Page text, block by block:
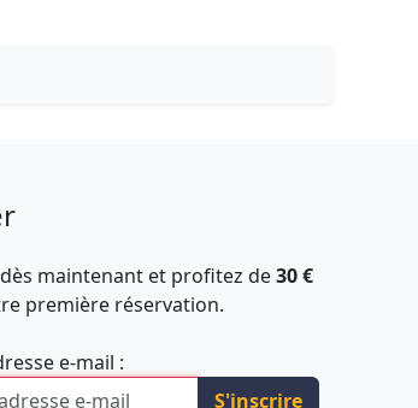
maintenant et profitez de30 €
première réservation.
e-mail :
S'inscrire